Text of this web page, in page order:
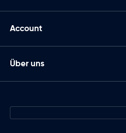
Account
Über uns